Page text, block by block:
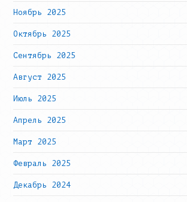
Ноябрь 2025
Октябрь 2025
Сентябрь 2025
Август 2025
Июль 2025
Апрель 2025
Март 2025
Февраль 2025
Декабрь 2024